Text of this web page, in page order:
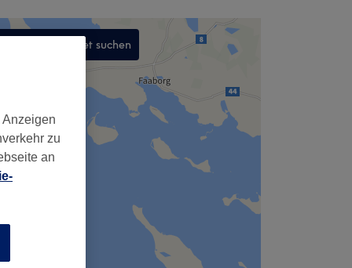
In diesem Gebiet suchen
zu
an